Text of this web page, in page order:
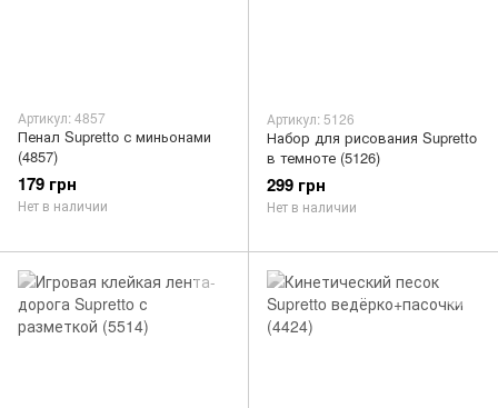
Артикул: 4857
Пенал Supretto с миньонами
(4857)
179 грн
Нет в наличии
Артикул: 5126
Набор для рисования Supretto
в темноте (5126)
299 грн
Нет в наличии